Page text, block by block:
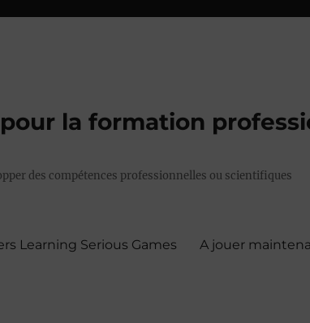
la formation
des compétences professionnelles ou scientifiques
Learning Serious Games A jouer